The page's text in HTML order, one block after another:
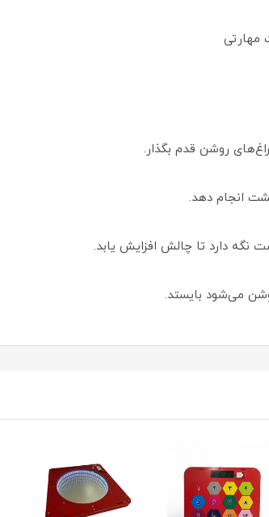
مهارتی
روشن قدم بگذار.
انجام دهد.
دارد تا چالش افزایش یابد.
می‌شود بایستد.